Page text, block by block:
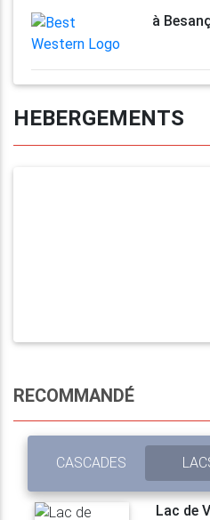
à
HEBERGEMENTS
RECOMMANDÉ
CASCADES
Lac de